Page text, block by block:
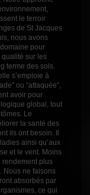
le terroir
de St Jacques
nous avons
pour
sur les
terme des sols.
s’emploie à
ou “attaquée”,
avoir pour
global, tout
Le
la santé des
ils ont besoin. Il
ainsi qu’aux
et le vent. Moins
rendement plus
Nous ne faisons
absorbés par
ce qui